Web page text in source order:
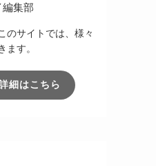
集部
のサイトでは、様々
ます。
細はこちら